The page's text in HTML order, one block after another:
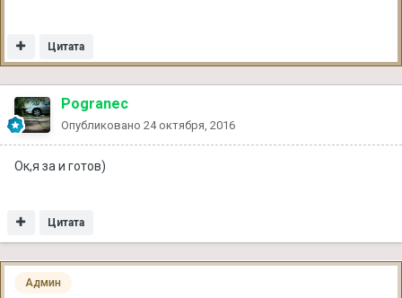
Цитата
Pogranec
Опубликовано 24 октября, 2016
Ок,я за и готов)
Цитата
Админ